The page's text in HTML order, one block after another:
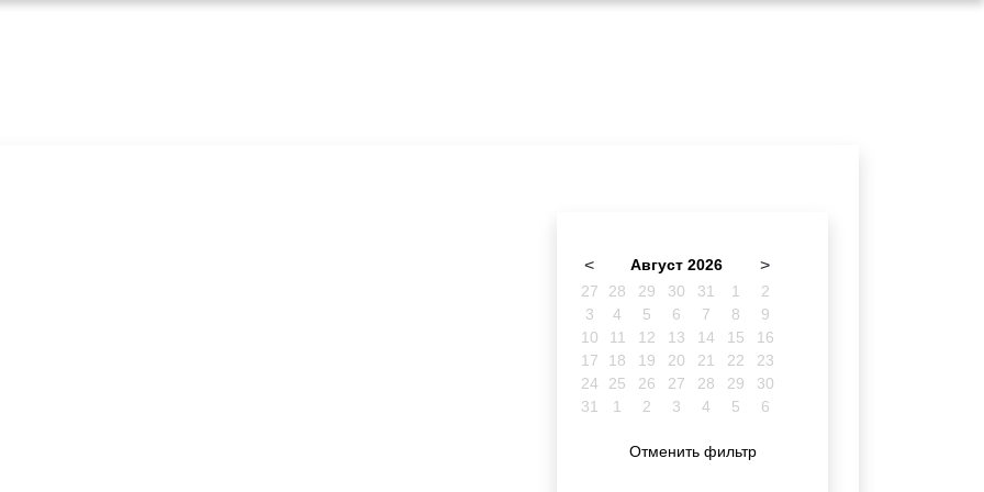
< Август 2026 >
27 28 29 30 31 1
2
3
4 5 6 7 8
9
10
11 12 13 14 15
16
17
18 19 20 21 22
23
24
25 26 27 28 29
30
31
1 2 3 4 5 6
Отменить фильтр